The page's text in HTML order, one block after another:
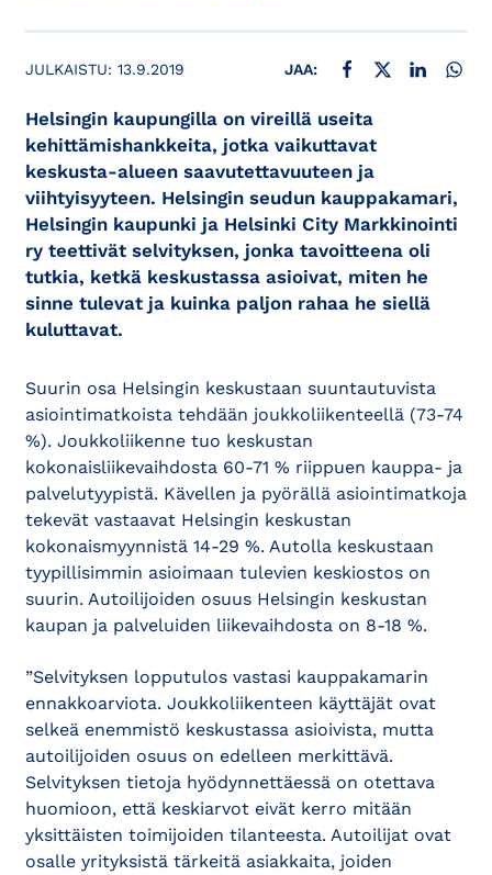
JULKAISTU: 13.9.2019 JAA: JAA FACEBOOKISSA
JAA X:SSÄ JAA
Helsingin kaupungilla on vireillä useita
kehittämishankkeita, jotka vaikuttavat
keskusta-alueen saavutettavuuteen ja
viihtyisyyteen. Helsingin seudun kauppakamari,
Helsingin kaupunki ja Helsinki City Markkinointi
ry teettivät selvityksen, jonka tavoitteena oli
tutkia, ketkä keskustassa asioivat, miten he
sinne tulevat ja kuinka paljon rahaa he siellä
kuluttavat.
Suurin osa Helsingin keskustaan suuntautuvista
asiointimatkoista tehdään joukkoliikenteellä (73-74
%). Joukkoliikenne tuo keskustan
kokonaisliikevaihdosta 60-71 % riippuen kauppa- ja
palvelutyypistä. Kävellen ja pyörällä asiointimatkoja
tekevät vastaavat Helsingin keskustan
kokonaismyynnistä 14-29 %. Autolla keskustaan
tyypillisimmin asioimaan tulevien keskiostos on
suurin. Autoilijoiden osuus Helsingin keskustan
kaupan ja palveluiden liikevaihdosta on 8-18 %.
”Selvityksen lopputulos vastasi kauppakamarin
ennakkoarviota. Joukkoliikenteen käyttäjät ovat
selkeä enemmistö keskustassa asioivista, mutta
autoilijoiden osuus on edelleen merkittävä.
Selvityksen tietoja hyödynnettäessä on otettava
huomioon, että keskiarvot eivät kerro mitään
yksittäisten toimijoiden tilanteesta. Autoilijat ovat
osalle yrityksistä tärkeitä asiakkaita, joiden